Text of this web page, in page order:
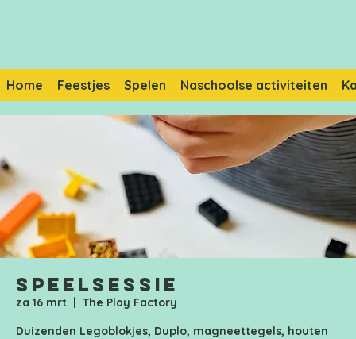
Home Feestjes Spelen Naschoolse activiteiten
Speelsessie
za 16 mrt
  |
The Play Factory
Duizenden Legoblokjes, Duplo, magneettegels, houten